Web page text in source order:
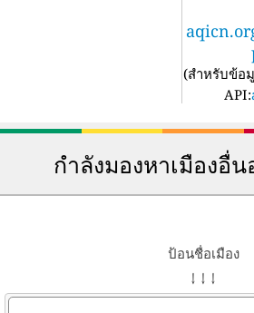
(สำหรับข้อ
API:
กำลังมองหาเมืองอื่
ป้อนชื่อเมือง
↓ ↓ ↓